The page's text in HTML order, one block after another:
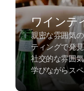
ワインテ
親密な雰囲気
ティングで発
社交的な雰囲
学びながらス